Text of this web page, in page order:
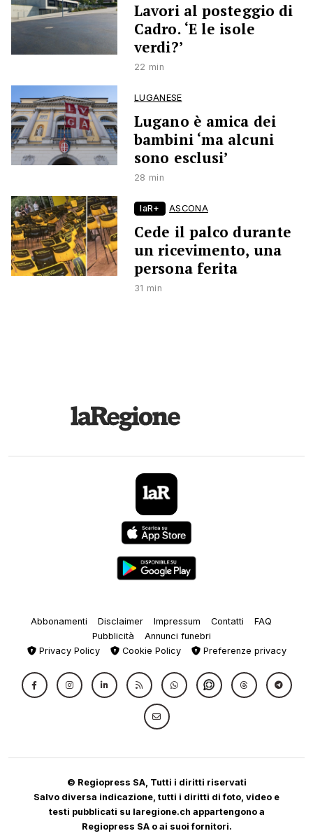
Lavori al posteggio di
Cadro. ‘E le isole
verdi?’
22 min
LUGANESE
Lugano è amica dei
bambini ‘ma alcuni
sono esclusi’
28 min
laR+ ASCONA
Cede il palco durante
un ricevimento, una
persona ferita
31 min
Abbonamenti Disclaimer Impressum Contatti
FAQ
Pubblicità
Annunci funebri
Privacy Policy
Cookie Policy Preferenze privacy
© Regiopress SA, Tutti i diritti riservati
Salvo diversa indicazione, tutti i diritti di foto, video e
testi pubblicati su laregione.ch appartengono a
Regiopress SA o ai suoi fornitori.